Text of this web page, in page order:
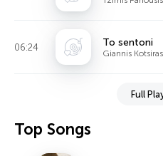
06:24 To sentoni
Giannis Kotsiras
Full
Top Songs